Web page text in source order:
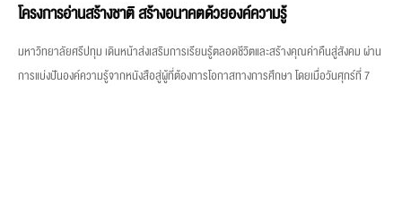
โครงการอ่านสร้างชาติ สร้างอนาคตด้วยองค์ความรู้
มหาวิทยาลัยศรีปทุม เดินหน้าส่งเสริมการเรียนรู้ตลอดชีวิตและสร้างคุณค่าคืนสู่สังคม ผ่าน
การแบ่งปันองค์ความรู้จากหนังสือสู่ผู้ที่ต้องการโอกาสทางการศึกษา โดยเมื่อวันศุกร์ที่ 7